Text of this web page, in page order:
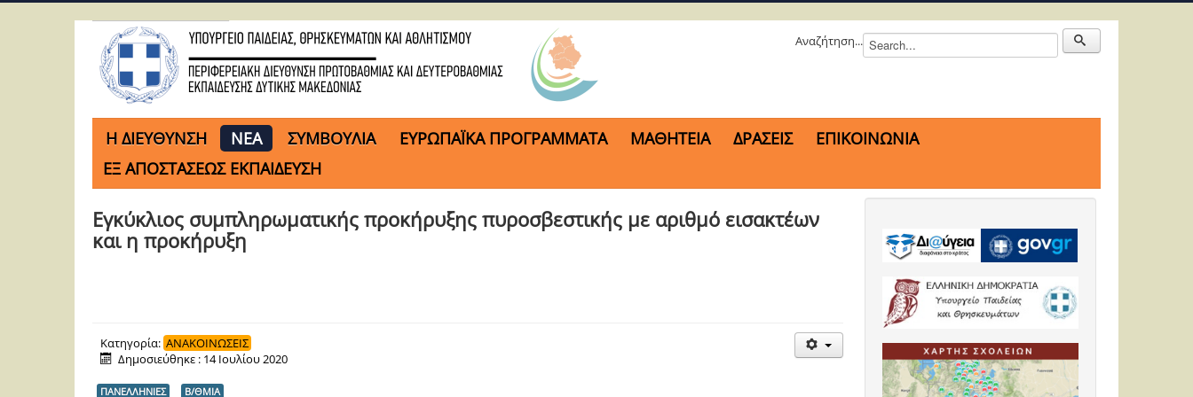
Αναζήτηση...
H ΔΙΕΥΘΥΝΣΗ ΝΕΑ ΣΥΜΒΟΥΛΙΑ ΕΥΡΩΠΑΪΚΑ ΠΡΟΓΡΑΜΜΑΤΑ ΜΑΘΗΤΕΙΑ ΔΡΑΣΕΙΣ
ΕΠΙΚΟΙΝΩΝΙΑ
ΕΞ ΑΠΟΣΤΑΣΕΩΣ ΕΚΠΑΙΔΕΥΣΗ
Εγκύκλιος συμπληρωματικής προκήρυξης πυροσβεστικής με αριθμό εισακτέων
και η προκήρυξη
Κατηγορία: ΑΝΑΚΟΙΝΩΣΕΙΣ
Δημοσιεύθηκε : 14 Ιουλίου 2020
ΠΑΝΕΛΛΗΝΙΕΣ Β/ΘΜΙΑ